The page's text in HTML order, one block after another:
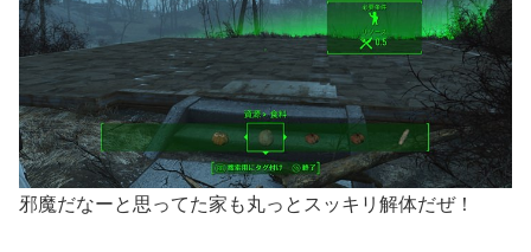
邪魔だなーと思ってた家も丸っとスッキリ解体だぜ！